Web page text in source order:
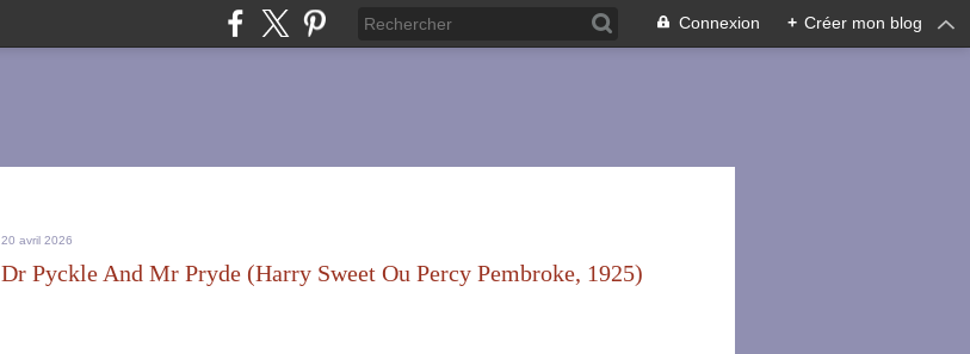
Connexion + Créer mon blog
20 avril 2026
Dr Pyckle And Mr Pryde (Harry Sweet Ou Percy Pembroke, 1925)